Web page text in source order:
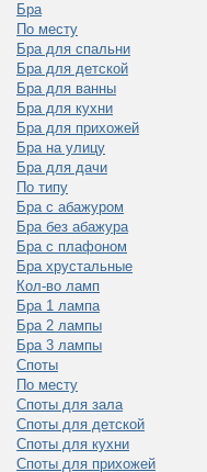
Бра
По месту
Бра для спальни
Бра для детской
Бра для ванны
Бра для кухни
Бра для прихожей
Бра на улицу
Бра для дачи
По типу
Бра с абажуром
Бра без абажура
Бра с плафоном
Бра хрустальные
Кол-во ламп
Бра 1 лампа
Бра 2 лампы
Бра 3 лампы
Споты
По месту
Споты для зала
Споты для детской
Споты для кухни
Споты для прихожей